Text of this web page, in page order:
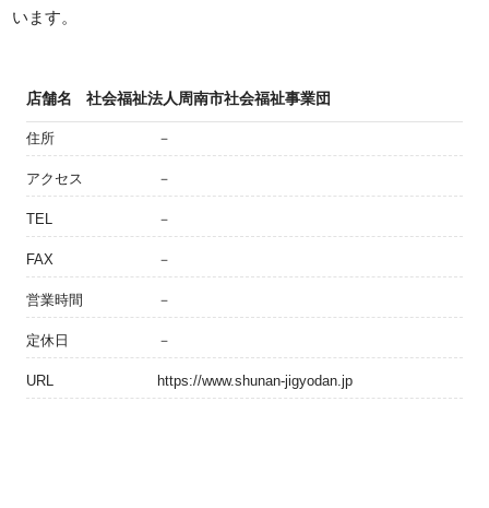
います。
店舗名 社会福祉法人周南市社会福祉事業団
住所 －
アクセス －
TEL －
FAX －
営業時間 －
定休日 －
URL https://www.shunan-jigyodan.jp